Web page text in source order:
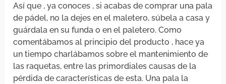
Así que , ya conoces , si acabas de comprar una pala
de pádel, no la dejes en el maletero, súbela a casa y
guárdala en su funda o en el paletero. Como
comentábamos al principio del producto , hace ya
un tiempo charlábamos sobre el mantenimiento de
las raquetas, entre las primordiales causas de la
pérdida de características de esta. Una pala la